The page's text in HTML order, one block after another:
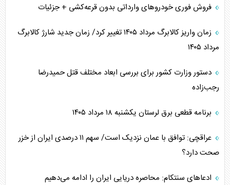
فروش فوری خودرو‌های وارداتی بدون قرعه‌کشی + جزئیات
زمان واریز کالابرگ مرداد ۱۴۰۵ تغییر کرد/ زمان جدید شارژ کالابرگ
مرداد ۱۴۰۵
دستور وزارت کشور برای بررسی ابعاد مختلف قتل حمیدرضا
رجب‌زاده
برنامه قطعی برق لرستان یکشنبه ۱۸ مرداد ۱۴۰۵
عراقچی: توافق با عمان نزدیک است/ سهم ۱۱ درصدی ایران از خزر
صحت دارد؟
ادعا‌های سنتکام: محاصره دریایی ایران را ادامه می‌دهیم